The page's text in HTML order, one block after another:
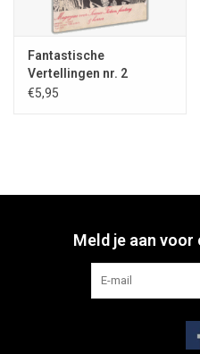
Fantastische
Vertellingen nr. 2
€5,95
Meld je aan